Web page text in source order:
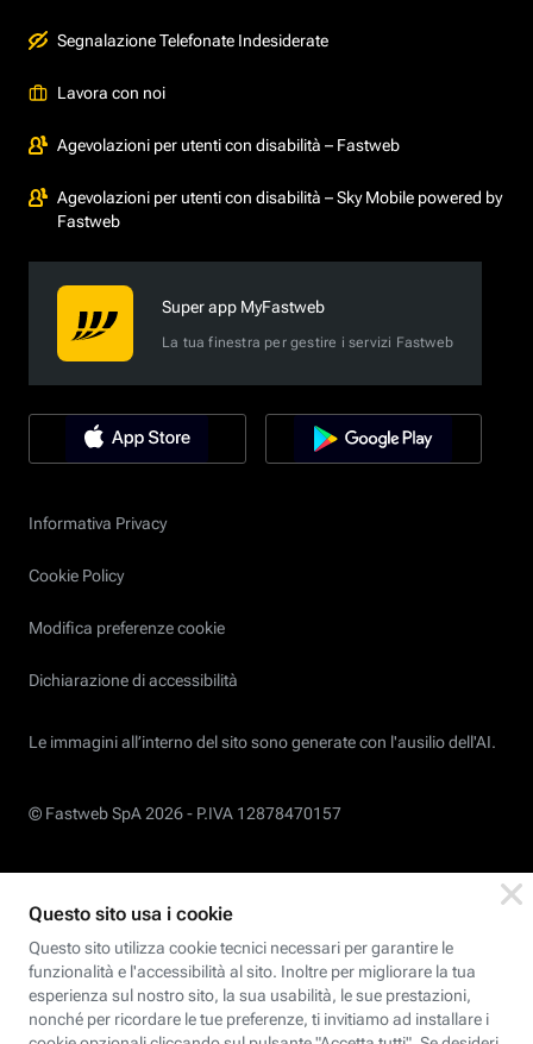
Segnalazione Telefonate Indesiderate
Lavora con noi
Agevolazioni per utenti con disabilità – Fastweb
Agevolazioni per utenti con disabilità – Sky Mobile powered by
Fastweb
Super app MyFastweb
La tua finestra per gestire i servizi Fastweb
Informativa Privacy
Cookie Policy
Modifica preferenze cookie
Dichiarazione di accessibilità
Le immagini all’interno del sito sono generate con l'ausilio dell'AI.
© Fastweb SpA 2026 - P.IVA 12878470157